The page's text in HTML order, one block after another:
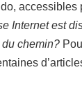
Internet est
chemin?